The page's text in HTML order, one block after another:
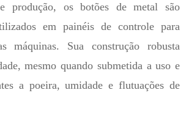
produção, os botões de metal são
em painéis de controle para
máquinas. Sua construção robusta
mesmo quando submetida a uso e
a poeira, umidade e flutuações de